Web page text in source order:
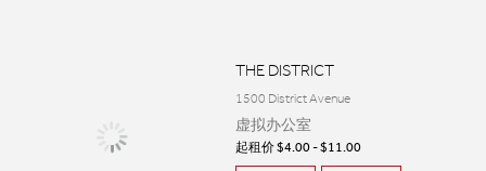
THE DISTRICT
1500 District Avenue
虚拟办公室
起租价 $4.00 - $11.00